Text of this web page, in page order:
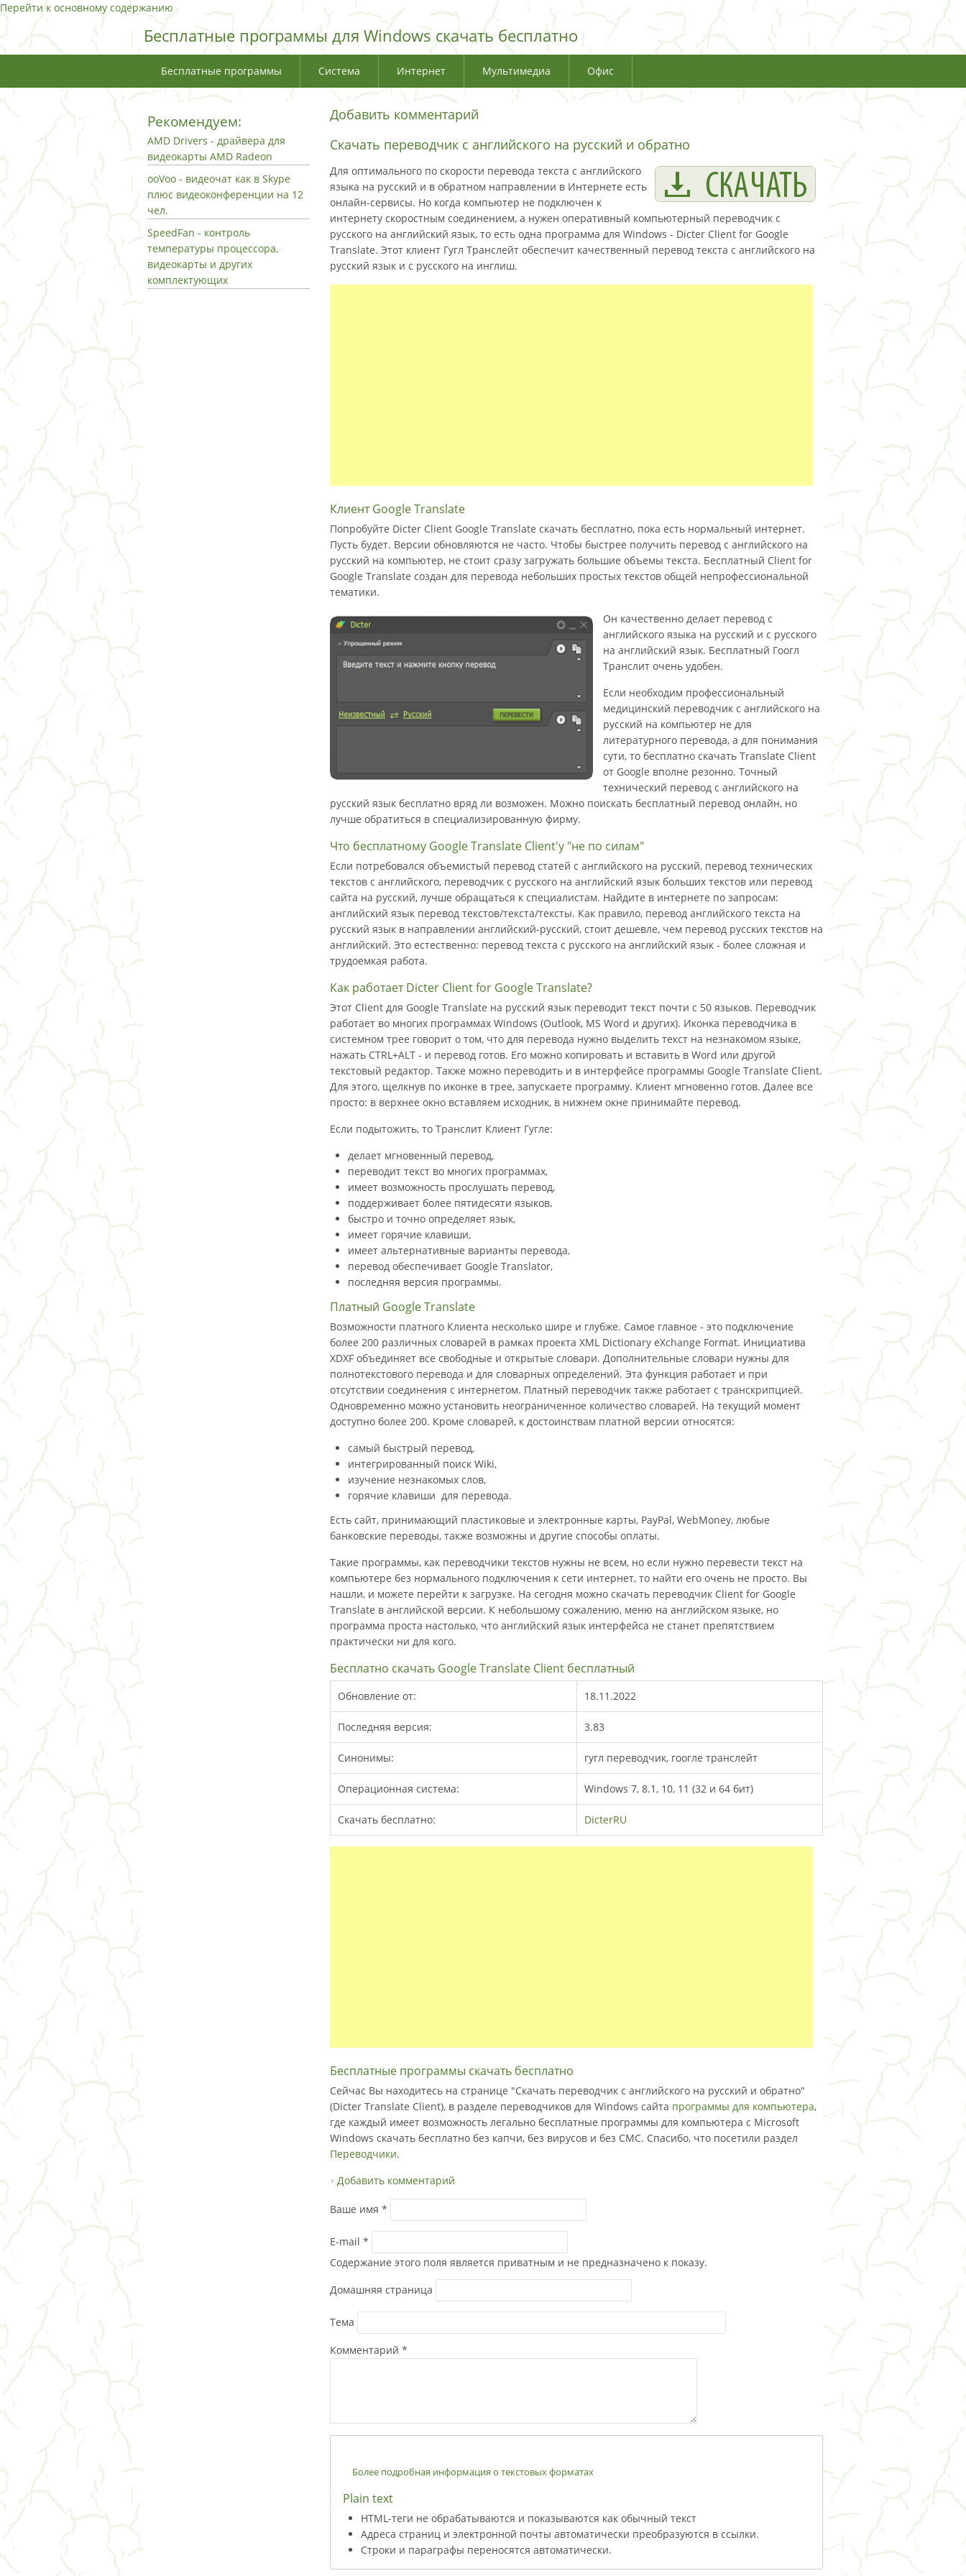
Перейти к основному содержанию
Бесплатные программы для Windows скачать бесплатно
Бесплатные программы Система Интернет Мультимедиа Офис
Добавить комментарий
Скачать переводчик с английского на русский и обратно
Для оптимального по скорости перевода текста с английского
языка на русский и в обратном направлении в Интернете есть
онлайн-сервисы. Но когда компьютер не подключен к
интернету скоростным соединением, а нужен оперативный компьютерный переводчик с
русского на английский язык, то есть одна программа для Windows - Dicter Client for Google
Translate. Этот клиент Гугл Транслейт обеспечит качественный перевод текста с английского на
русский язык и с русского на инглиш.
Клиент Google Translate
Попробуйте Dicter Client Google Translate скачать бесплатно, пока есть нормальный интернет.
Пусть будет. Версии обновляются не часто. Чтобы быстрее получить перевод с английского на
русский на компьютер, не стоит сразу загружать большие объемы текста. Бесплатный Client for
Google Translate создан для перевода небольших простых текстов общей непрофессиональной
тематики.
Он качественно делает перевод с
английского языка на русский и с русского
на английский язык. Бесплатный Гоогл
Транслит очень удобен.
Если необходим профессиональный
медицинский переводчик с английского на
русский на компьютер не для
литературного перевода, а для понимания
сути, то бесплатно скачать Translate Client
от Google вполне резонно. Точный
технический перевод с английского на
русский язык бесплатно вряд ли возможен. Можно поискать бесплатный перевод онлайн, но
лучше обратиться в специализированную фирму.
Что бесплатному Google Translate Client'у "не по силам"
Если потребовался объемистый перевод статей с английского на русский, перевод технических
текстов с английского, переводчик с русского на английский язык больших текстов или перевод
сайта на русский, лучше обращаться к специалистам. Найдите в интернете по запросам:
английский язык перевод текстов/текста/тексты. Как правило, перевод английского текста на
русский язык в направлении английский-русский, стоит дешевле, чем перевод русских текстов на
английский. Это естественно: перевод текста с русского на английский язык - более сложная и
трудоемкая работа.
Как работает Dicter Client for Google Translate?
Этот Client для Google Translate на русский язык переводит текст почти с 50 языков. Переводчик
работает во многих программах Windows (Outlook, MS Word и других). Иконка переводчика в
системном трее говорит о том, что для перевода нужно выделить текст на незнакомом языке,
нажать CTRL+ALT - и перевод готов. Его можно копировать и вставить в Word или другой
текстовый редактор. Также можно переводить и в интерфейсе программы Google Translate Client.
Для этого, щелкнув по иконкe в трее, запускаете программу. Клиент мгновенно готов. Далее все
просто: в верхнее окно вставляем исходник, в нижнем окне принимайте перевод.
Если подытожить, то Транслит Клиент Гугле:
делает мгновенный перевод,
переводит текст во многих программах,
имеет возможность прослушать перевод,
поддерживает более пятидесяти языков,
быстро и точно определяет язык,
имеет горячие клавиши,
имеет альтернативные варианты перевода,
перевод обеспечивает Google Translator,
последняя версия программы.
Платный Google Translate
Возможности платного Клиента несколько шире и глубже. Самое главное - это подключение
более 200 различных словарей в рамках проекта XML Dictionary eXchange Format. Инициатива
XDXF объединяет все свободные и открытые словари. Дополнительные словари нужны для
полнотекстового перевода и для словарных определений. Эта функция работает и при
отсутствии соединения с интернетом. Платный переводчик также работает с транскрипцией.
Одновременно можно установить неограниченное количество словарей. На текущий момент
доступно более 200. Кроме словарей, к достоинствам платной версии относятся:
самый быстрый перевод,
интегрированный поиск Wiki,
изучение незнакомых слов,
горячие клавиши для перевода.
Есть сайт, принимающий пластиковые и электронные карты, PayPal, WebMoney, любые
банковские переводы, также возможны и другие способы оплаты.
Такие программы, как переводчики текстов нужны не всем, но если нужно перевести текст на
компьютере без нормального подключения к сети интернет, то найти его очень не просто. Вы
нашли, и можете перейти к загрузке. На сегодня можно скачать переводчик Client for Google
Translate в английской версии. К небольшому сожалению, меню на английском языке, но
программа проста настолько, что английский язык интерфейса не станет препятствием
практически ни для кого.
Бесплатно скачать Google Translate Client бесплатный
Обновление от: 18.11.2022
Последняя версия: 3.83
Синонимы: гугл переводчик, гоогле транслейт
Операционная система: Windows 7, 8.1, 10, 11 (32 и 64 бит)
Скачать бесплатно: DicterRU
Бесплатные программы скачать бесплатно
Сейчас Вы находитесь на странице "Скачать переводчик с английского на русский и обратно"
(Dicter Translate Client), в разделе переводчиков для Windows сайта программы для компьютера,
где каждый имеет возможность легально бесплатные программы для компьютера с Microsoft
Windows скачать бесплатно без капчи, без вирусов и без СМС. Спасибо, что посетили раздел
Переводчики.
Добавить комментарий
Ваше имя *
E-mail *
Содержание этого поля является приватным и не предназначено к показу.
Домашняя страница
Тема
Комментарий *
Более подробная информация о текстовых форматах
Plain text
HTML-теги не обрабатываются и показываются как обычный текст
Адреса страниц и электронной почты автоматически преобразуются в ссылки.
Строки и параграфы переносятся автоматически.
Рекомендуем:
AMD Drivers - драйвера для
видеокарты AMD Radeon
ooVoo - видеочат как в Skype
плюс видеоконференции на 12
чел.
SpeedFan - контроль
температуры процессора,
видеокарты и других
комплектующих